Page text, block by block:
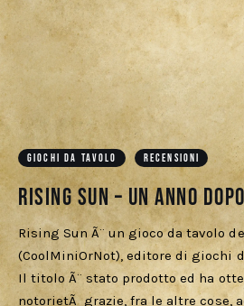
GIOCHI DA TAVOLO RECENSIONI
Rising Sun – Un anno
Rising Sun Ã¨ un gioco da tavolo
(CoolMiniOrNot), editore di giochi
Il titolo Ã¨ stato prodotto ed ha
notorietÃ grazie, fra le altre cose,